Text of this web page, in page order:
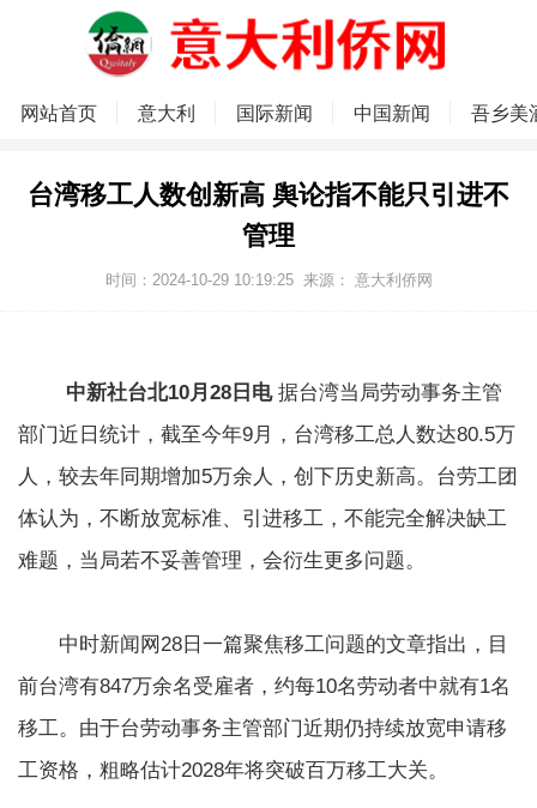
网站首页 意大利 国际新闻 中国新闻 吾乡美
台湾移工人数创新高 舆论指不能只引进不
管理
时间：2024-10-29 10:19:25 来源： 意大利侨网
中新社台北10月28日电据台湾当局劳动事务主管
部门近日统计，截至今年9月，台湾移工总人数达80.5万
人，较去年同期增加5万余人，创下历史新高。台劳工团
体认为，不断放宽标准、引进移工，不能完全解决缺工
难题，当局若不妥善管理，会衍生更多问题。
中时新闻网28日一篇聚焦移工问题的文章指出，目
前台湾有847万余名受雇者，约每10名劳动者中就有1名
移工。由于台劳动事务主管部门近期仍持续放宽申请移
工资格，粗略估计2028年将突破百万移工大关。